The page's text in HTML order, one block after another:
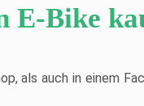
E-Bike
als auch in einem